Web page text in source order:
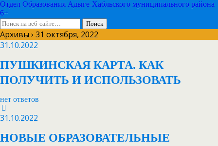
Отдел Образования Адыге-Хабльского муниципального района
6+
Архивы › 31 октября, 2022
31.10.2022
ПУШКИНСКАЯ КАРТА. КАК
ПОЛУЧИТЬ И ИСПОЛЬЗОВАТЬ
нет ответов
31.10.2022
НОВЫЕ ОБРАЗОВАТЕЛЬНЫЕ